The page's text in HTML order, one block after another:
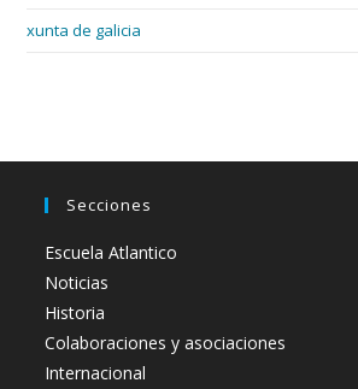
xunta de galicia
Secciones
Escuela Atlantico
Noticias
Historia
Colaboraciones y asociaciones
Internacional